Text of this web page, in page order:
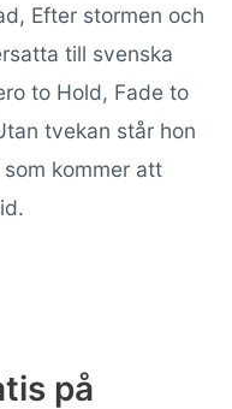
Efter stormen och
till svenska
to Hold, Fade to
tvekan står hon
kommer att
på